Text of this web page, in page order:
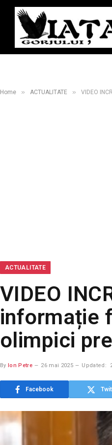
Home » ACTUALITATE » VIDEO
ACTUALITATE
VIDEO
informație
olimpici
By Ion Petre 26 mai 2025 Updated:
Facebook